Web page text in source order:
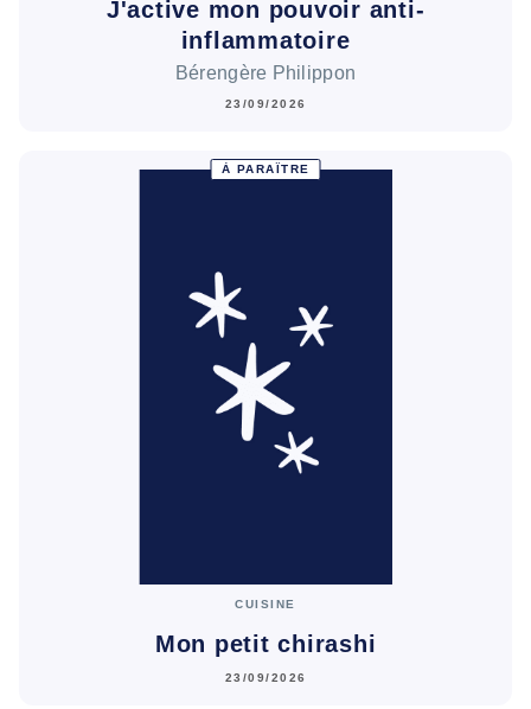
J'active mon pouvoir anti-
inflammatoire
Bérengère Philippon
23/09/2026
À PARAÎTRE
CUISINE
Mon petit chirashi
23/09/2026